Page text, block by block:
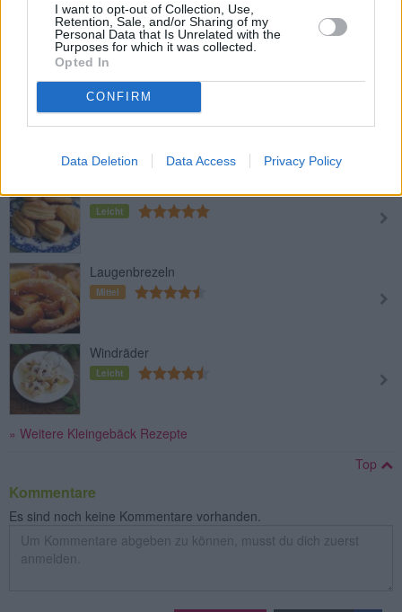
I want to opt-out of Collection, Use,
Retention, Sale, and/or Sharing of my
Personal Data that Is Unrelated with the
Purposes for which it was collected.
Opted In
CONFIRM
Data Deletion Data Access Privacy Policy
Zimtschnecken mit Käse-Sauce
Leicht
Spagatkrapfen
Leicht
Fächer-Gebäck
Leicht
Laugenbrezeln
Mittel
Windräder
Leicht
» Weitere Kleingebäck Rezepte
Top
Kommentare
Es sind noch keine Kommentare vorhanden.